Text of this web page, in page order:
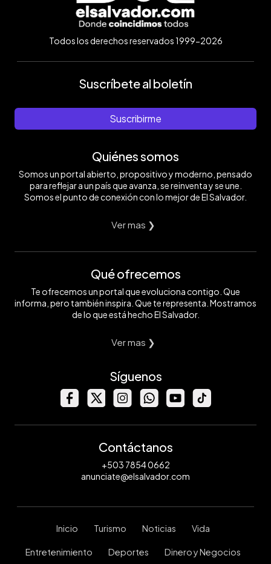
Todos los derechos reservados 1999-2026
Suscríbete al boletín
Suscribirme
Quiénes somos
Somos un portal abierto, propositivo y moderno, pensado
para reflejar a un país que avanza, se reinventa y se une.
Somos el punto de conexión con lo mejor de El Salvador.
Ver mas ❯
Qué ofrecemos
Te ofrecemos un portal que evoluciona contigo. Que
informa, pero también inspira. Que te representa. Mostramos
de lo que está hecho El Salvador.
Ver mas ❯
Síguenos
Contáctanos
+503 7854 0662
anunciate@elsalvador.com
Inicio Turismo Noticias Vida
Entretenimiento Deportes Dinero y Negocios